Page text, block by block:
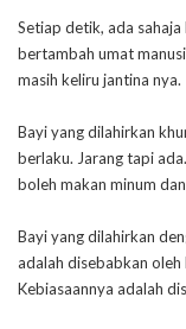
Setiap detik, ada
bertambah umat
masih keliru jantina nya.
Bayi yang dilahirkan
berlaku. Jarang tapi
boleh makan minum
Bayi yang dilahirkan
adalah disebabkan
Kebiasaannya adalah